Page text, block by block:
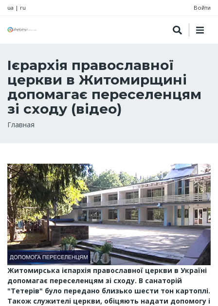
ua | ru Войти
Ієрархія православної
церкви в Житомирщині
допомагає переселенцям
зі сходу (відео)
Строка
Главная
Житомирська ієпархія православної церкви в Україні
допомагає переселенцям зі сходу. В санаторій
"Тетерів" було передано близько шести тон картоплі.
Також служителі церкви, обіцяють надати допомогу і